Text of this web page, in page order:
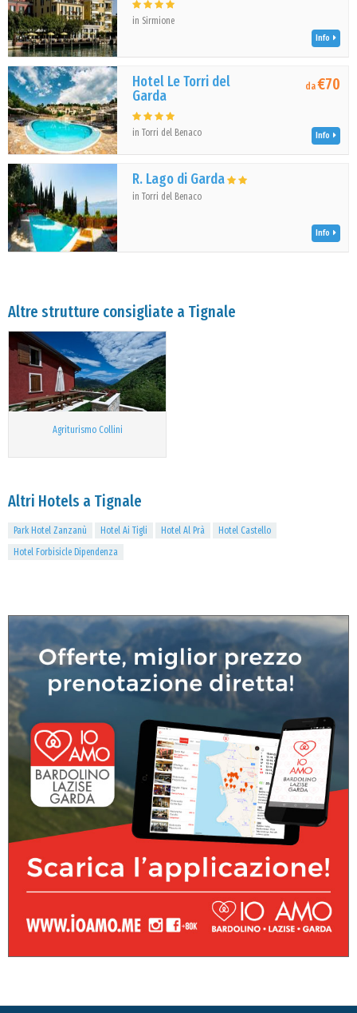
in Sirmione
Info
Hotel Le Torri del
Garda
in Torri del Benaco
da€70
Info
R. Lago di Garda
in Torri del Benaco
Info
Altre strutture consigliate a Tignale
Agriturismo Collini
Altri Hotels a Tignale
Park Hotel Zanzanù Hotel Ai Tigli Hotel Al Prà
Hotel Castello
Hotel Forbisicle Dipendenza